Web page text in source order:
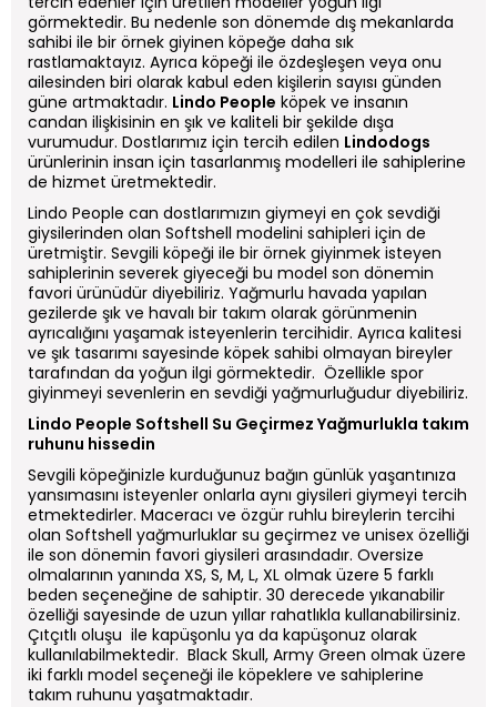
görmektedir. Bu nedenle son dönemde dış mekanlarda
sahibi ile bir örnek giyinen köpeğe daha sık
rastlamaktayız. Ayrıca köpeği ile özdeşleşen veya onu
ailesinden biri olarak kabul eden kişilerin sayısı günden
güne artmaktadır. Lindo People köpek ve insanın
candan ilişkisinin en şık ve kaliteli bir şekilde dışa
vurumudur. Dostlarımız için tercih edilen Lindodogs
ürünlerinin insan için tasarlanmış modelleri ile sahiplerine
de hizmet üretmektedir.
Lindo People can dostlarımızın giymeyi en çok sevdiği
giysilerinden olan Softshell modelini sahipleri için de
üretmiştir. Sevgili köpeği ile bir örnek giyinmek isteyen
sahiplerinin severek giyeceği bu model son dönemin
favori ürünüdür diyebiliriz. Yağmurlu havada yapılan
gezilerde şık ve havalı bir takım olarak görünmenin
ayrıcalığını yaşamak isteyenlerin tercihidir. Ayrıca kalitesi
ve şık tasarımı sayesinde köpek sahibi olmayan bireyler
tarafından da yoğun ilgi görmektedir. Özellikle spor
giyinmeyi sevenlerin en sevdiği yağmurluğudur diyebiliriz.
Lindo People Softshell Su Geçirmez Yağmurlukla takım
ruhunu hissedin
Sevgili köpeğinizle kurduğunuz bağın günlük yaşantınıza
yansımasını isteyenler onlarla aynı giysileri giymeyi tercih
etmektedirler. Maceracı ve özgür ruhlu bireylerin tercihi
olan Softshell yağmurluklar su geçirmez ve unisex özelliği
ile son dönemin favori giysileri arasındadır. Oversize
olmalarının yanında XS, S, M, L, XL olmak üzere 5 farklı
beden seçeneğine de sahiptir. 30 derecede yıkanabilir
özelliği sayesinde de uzun yıllar rahatlıkla kullanabilirsiniz.
Çıtçıtlı oluşu ile kapüşonlu ya da kapüşonuz olarak
kullanılabilmektedir. Black Skull, Army Green olmak üzere
iki farklı model seçeneği ile köpeklere ve sahiplerine
takım ruhunu yaşatmaktadır.